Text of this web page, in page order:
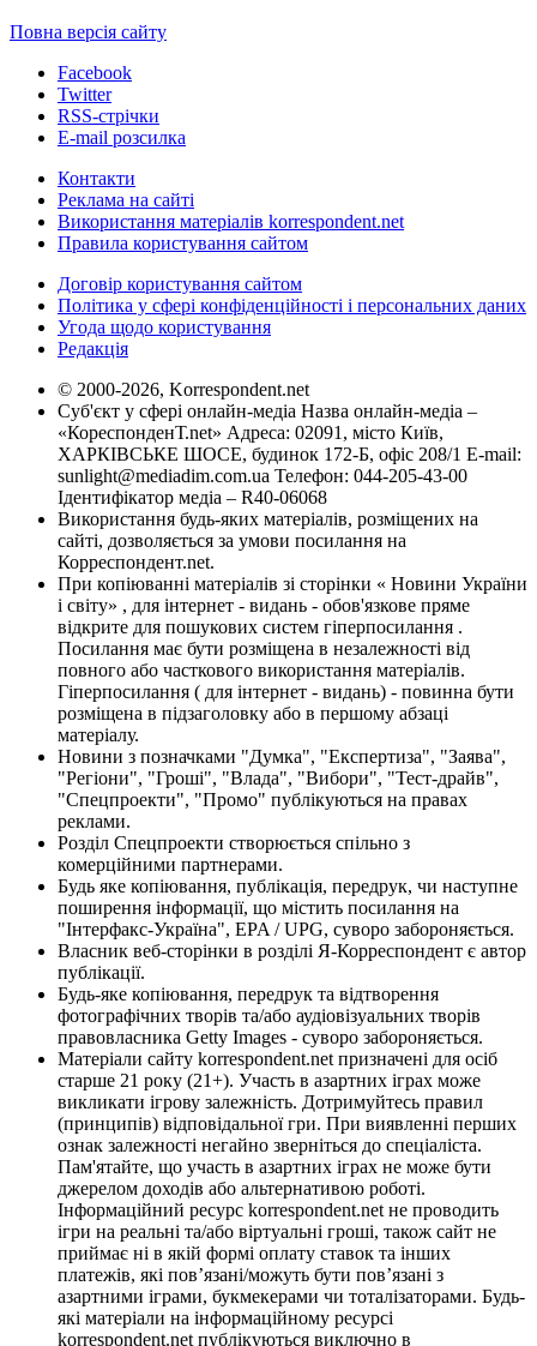
Повна версія сайту
Facebook
Twitter
RSS-стрічки
E-mail розсилка
Контакти
Реклама на сайті
Використання матеріалів korrespondent.net
Правила користування сайтом
Договір користування сайтом
Політика у сфері конфіденційності і персональних даних
Угода щодо користування
Редакція
© 2000-2026, Korrespondent.net
Суб'єкт у сфері онлайн-медіа Назва онлайн-медіа –
«КореспонденТ.net» Адреса: 02091, місто Київ,
ХАРКІВСЬКЕ ШОСЕ, будинок 172-Б, офіс 208/1 E-mail:
sunlight@mediadim.com.ua Телефон: 044-205-43-00
Ідентифікатор медіа – R40-06068
Використання будь-яких матеріалів, розміщених на
сайті, дозволяється за умови посилання на
Корреспондент.net.
При копіюванні матеріалів зі сторінки « Новини України
і світу» , для інтернет - видань - обов'язкове пряме
відкрите для пошукових систем гіперпосилання .
Посилання має бути розміщена в незалежності від
повного або часткового використання матеріалів.
Гіперпосилання ( для інтернет - видань) - повинна бути
розміщена в підзаголовку або в першому абзаці
матеріалу.
Новини з позначками "Думка", "Експертиза", "Заява",
"Регіони", "Гроші", "Влада", "Вибори", "Тест-драйв",
"Спецпроекти", "Промо" публікуються на правах
реклами.
Розділ Спецпроекти створюється спільно з
комерційними партнерами.
Будь яке копіювання, публікація, передрук, чи наступне
поширення інформації, що містить посилання на
"Інтерфакс-Україна", EPA / UPG, суворо забороняється.
Власник веб-сторінки в розділі Я-Корреспондент є автор
публікації.
Будь-яке копіювання, передрук та відтворення
фотографічних творів та/або аудіовізуальних творів
правовласника Getty Images - суворо забороняється.
Матеріали сайту korrespondent.net призначені для осіб
старше 21 року (21+). Участь в азартних іграх може
викликати ігрову залежність. Дотримуйтесь правил
(принципів) відповідальної гри. При виявленні перших
ознак залежності негайно зверніться до спеціаліста.
Пам'ятайте, що участь в азартних іграх не може бути
джерелом доходів або альтернативою роботі.
Інформаційний ресурс korrespondent.net не проводить
ігри на реальні та/або віртуальні гроші, також сайт не
приймає ні в якій формі оплату ставок та інших
платежів, які пов’язані/можуть бути пов’язані з
азартними іграми, букмекерами чи тоталізаторами. Будь-
які матеріали на інформаційному ресурсі
korrespondent.net публікуються виключно в